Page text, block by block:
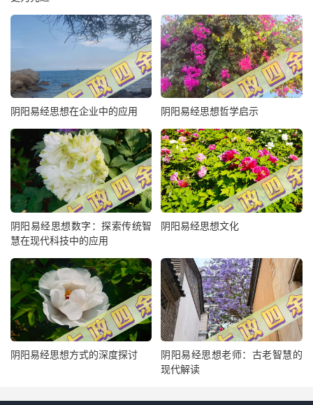
阴阳易经思想在企业中的应用 阴阳易经思想哲学启示
阴阳易经思想数字：探索传统智
慧在现代科技中的应用
阴阳易经思想文化
阴阳易经思想方式的深度探讨
阴阳易经思想老师：古老智慧的
现代解读